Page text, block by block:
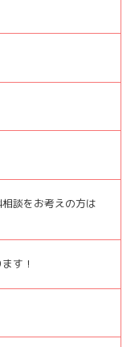
談をお考えの方は
す！